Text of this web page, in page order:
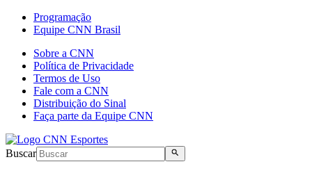
Programação
Equipe CNN Brasil
Sobre a CNN
Política de Privacidade
Termos de Uso
Fale com a CNN
Distribuição do Sinal
Faça parte da Equipe CNN
Buscar